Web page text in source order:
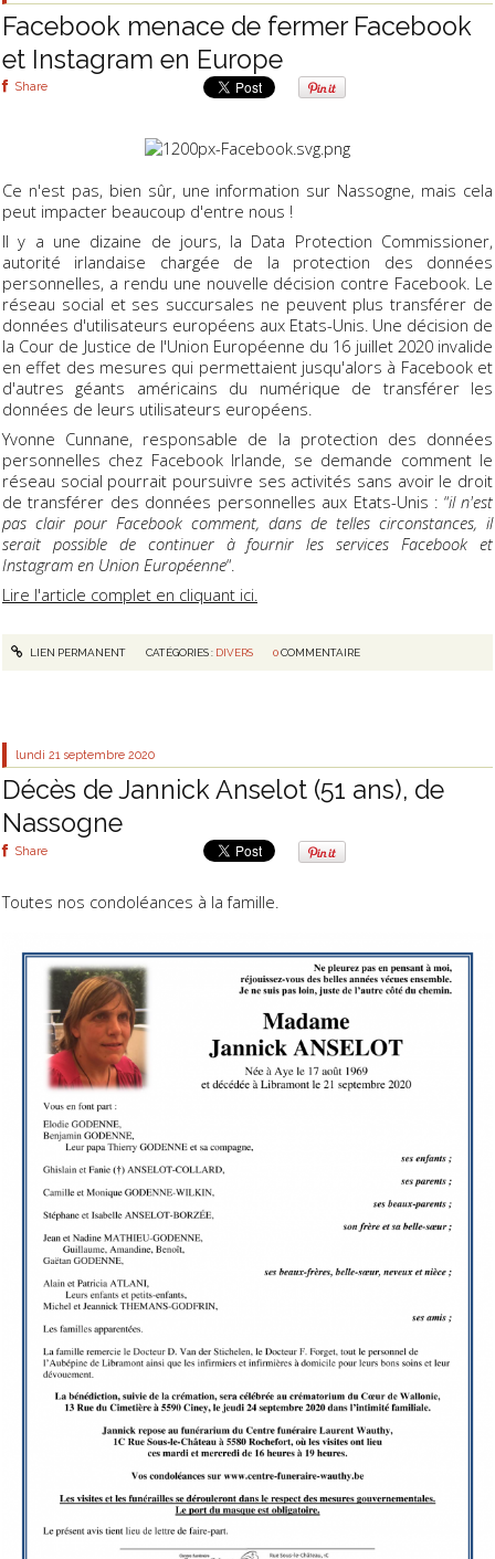
Facebook menace de fermer Facebook
et Instagram en Europe
Share
Ce n'est pas, bien sûr, une information sur Nassogne, mais cela
peut impacter beaucoup d'entre nous !
Il y a une dizaine de jours, la Data Protection Commissioner,
autorité irlandaise chargée de la protection des données
personnelles, a rendu une nouvelle décision contre Facebook. Le
réseau social et ses succursales ne peuvent plus transférer de
données d'utilisateurs européens aux Etats-Unis. Une décision de
la Cour de Justice de l'Union Européenne du 16 juillet 2020 invalide
en effet des mesures qui permettaient jusqu'alors à Facebook et
d'autres géants américains du numérique de transférer les
données de leurs utilisateurs européens.
Yvonne Cunnane, responsable de la protection des données
personnelles chez Facebook Irlande, se demande comment le
réseau social pourrait poursuivre ses activités sans avoir le droit
de transférer des données personnelles aux Etats-Unis : “il n'est
pas clair pour Facebook comment, dans de telles circonstances, il
serait possible de continuer à fournir les services Facebook et
Instagram en Union Européenne“.
Lire l'article complet en cliquant ici.
LIEN PERMANENT CATÉGORIES : DIVERS 0COMMENTAIRE
lundi 21 septembre 2020
Décès de Jannick Anselot (51 ans), de
Nassogne
Share
Toutes nos condoléances à la famille.